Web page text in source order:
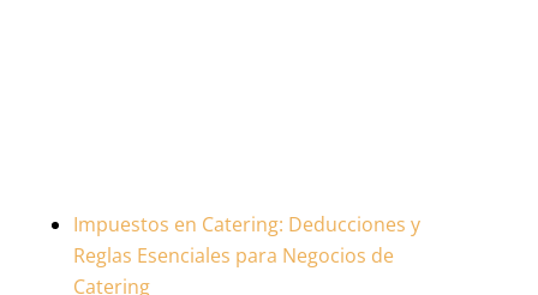
Impuestos en Catering: Deducciones y
Reglas Esenciales para Negocios de
Catering